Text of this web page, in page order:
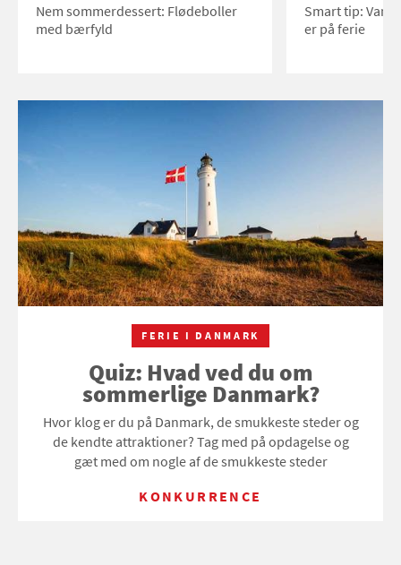
Nem sommerdessert: Flødeboller
med bærfyld
Smart tip:
er på ferie
FERIE I DANMARK
Quiz: Hvad ved du om
sommerlige Danmark?
Hvor klog er du på Danmark, de smukkeste steder og
de kendte attraktioner? Tag med på opdagelse og
gæt med om nogle af de smukkeste steder
KONKURRENCE